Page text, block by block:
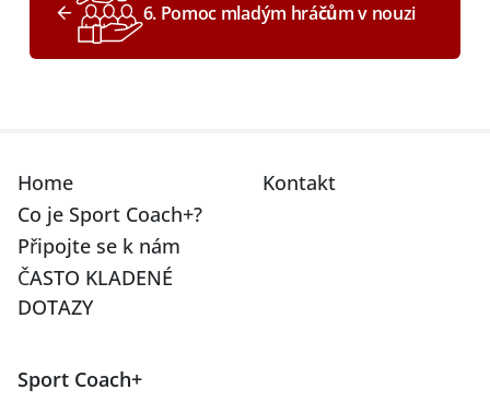
6. Pomoc mladým hráčům v nouzi
Home
Co je Sport Coach+?
Připojte se k nám
ČASTO KLADENÉ
DOTAZY
Kontakt
Sport Coach+